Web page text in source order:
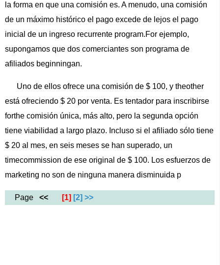
la forma en que una comisión es. A menudo, una comisión
de un máximo histórico el pago excede de lejos el pago
inicial de un ingreso recurrente program.For ejemplo,
supongamos que dos comerciantes son programa de
afiliados beginningan.
Uno de ellos ofrece una comisión de $ 100, y theother
está ofreciendo $ 20 por venta. Es tentador para inscribirse
forthe comisión única, más alto, pero la segunda opción
tiene viabilidad a largo plazo. Incluso si el afiliado sólo tiene
$ 20 al mes, en seis meses se han superado, un
timecommission de ese original de $ 100. Los esfuerzos de
marketing no son de ninguna manera disminuida p
Page << [1] [2] >>